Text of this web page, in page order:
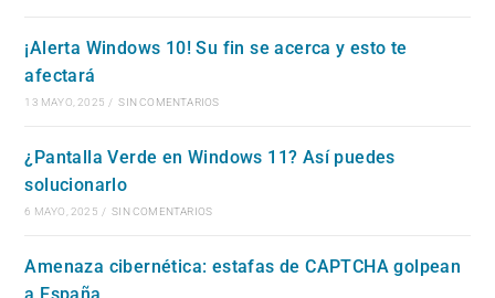
¡Alerta Windows 10! Su fin se acerca y esto te
afectará
13 MAYO, 2025 / SIN COMENTARIOS
¿Pantalla Verde en Windows 11? Así puedes
solucionarlo
6 MAYO, 2025 / SIN COMENTARIOS
Amenaza cibernética: estafas de CAPTCHA golpean